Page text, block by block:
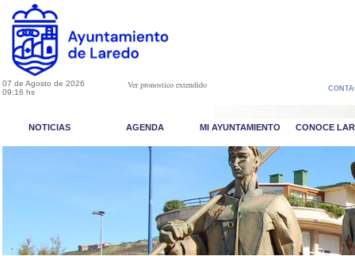
07 de Agosto de 2026
09:16 hs
Ver pronostico extendido
NOTICIAS AGENDA MI AYUNTAMIENTO CONOCE